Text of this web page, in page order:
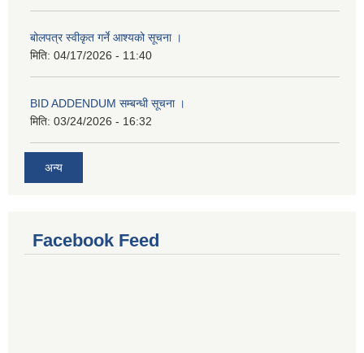
बोलपत्र स्वीकृत गर्ने आश्यको सूचना ।
मिति: 04/17/2026 - 11:40
BID ADDENDUM सम्बन्धी सूचना ।
मिति: 03/24/2026 - 16:32
अन्य
Facebook Feed